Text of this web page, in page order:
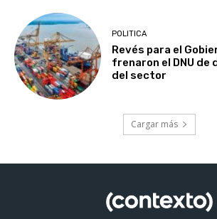
POLITICA
Revés para el
frenaron el DNU de
del sector
Cargar más